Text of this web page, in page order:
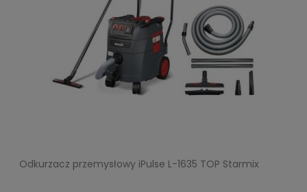
Odkurzacz przemysłowy iPulse L-1635 TOP Starmix